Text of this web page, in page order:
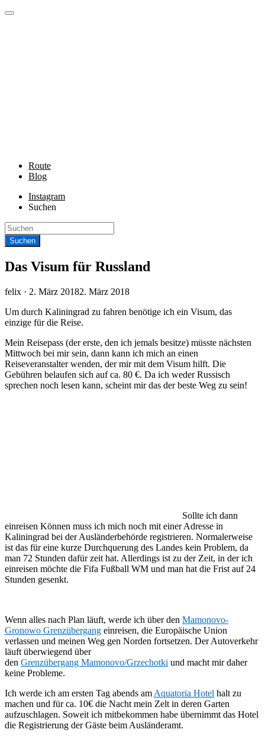
Route
Blog
Instagram
Suchen
Das Visum für Russland
felix · Veröffentlicht
2. März 20182. März 2018
Um durch Kaliningrad zu fahren benötige ich ein Visum, das
einzige für die Reise.
Mein Reisepass (der erste, den ich jemals besitze) müsste nächsten
Mittwoch bei mir sein, dann kann ich mich an einen
Reiseveranstalter wenden, der mir mit dem Visum hilft. Die
Gebühren belaufen sich auf ca. 80 €. Da ich weder Russisch
sprechen noch lesen kann, scheint mir das der beste Weg zu sein!
Sollte ich dann
einreisen Können muss ich mich noch mit einer Adresse in
Kaliningrad bei der Ausländerbehörde registrieren. Normalerweise
ist das für eine kurze Durchquerung des Landes kein Problem, da
man 72 Stunden dafür zeit hat. Allerdings ist zu der Zeit, in der ich
einreisen möchte die Fifa Fußball WM und man hat die Frist auf 24
Stunden gesenkt.
Wenn alles nach Plan läuft, werde ich über den Mamonovo-
Gronowo Grenzübergang einreisen, die Europäische Union
verlassen und meinen Weg gen Norden fortsetzen. Der Autoverkehr
läuft überwiegend über
den Grenzübergang Mamonovo/Grzechotki und macht mir daher
keine Probleme.
Ich werde ich am ersten Tag abends am Aquatoria Hotel halt zu
machen und für ca. 10€ die Nacht mein Zelt in deren Garten
aufzuschlagen. Soweit ich mitbekommen habe übernimmt das Hotel
die Registrierung der Gäste beim Ausländeramt.